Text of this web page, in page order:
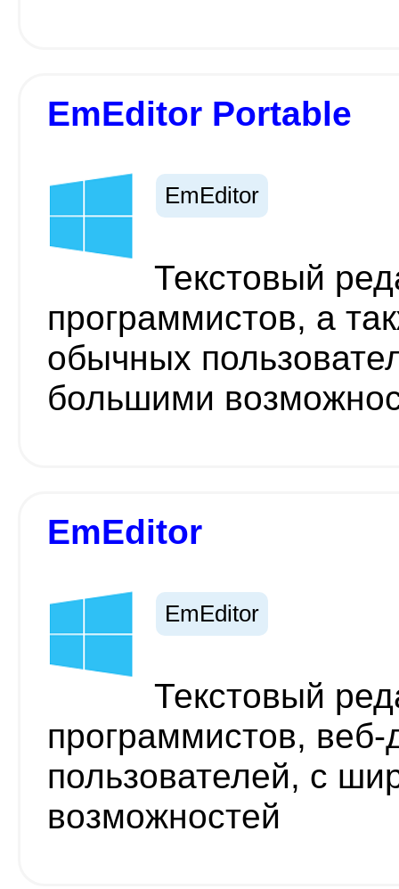
EmEditor Portable
EmEditor
Текстовый
программистов, а
обычных
большими
EmEditor
EmEditor
Текстовый
программистов,
пользователей, с
возможностей